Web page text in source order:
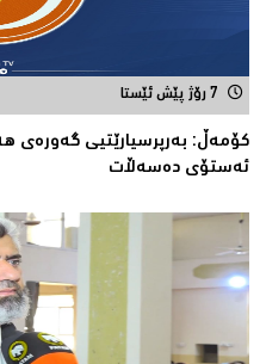
7 رۆژ پێش ئێستا
كۆمەڵ: بەرپرسیارێتیی گەورەی
ئەستۆی دەسەڵات